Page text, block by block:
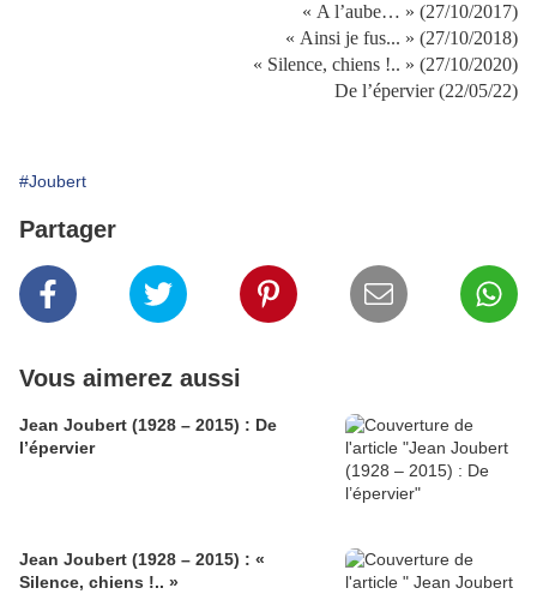
« A l’aube… » (27/10/2017)
« Ainsi je fus... » (27/10/2018)
« Silence, chiens !.. » (27/10/2020)
De l’épervier (22/05/22)
#Joubert
Partager
Vous aimerez aussi
Jean Joubert (1928 – 2015) : De
l’épervier
Jean Joubert (1928 – 2015) : «
Silence, chiens !.. »